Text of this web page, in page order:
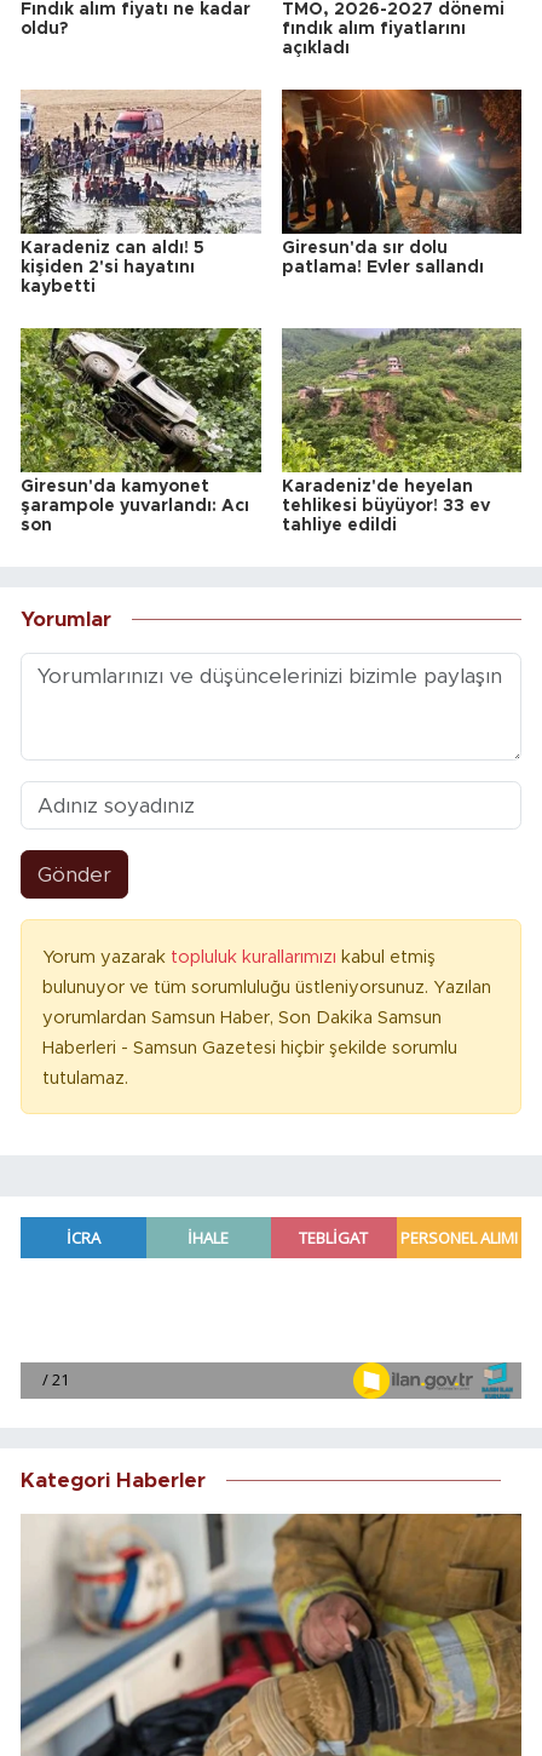
Fındık alım fiyatı ne kadar
oldu?
TMO, 2026-2027 dönemi
fındık alım fiyatlarını
açıkladı
Karadeniz can aldı! 5
kişiden 2'si hayatını
kaybetti
Giresun'da sır dolu
patlama! Evler sallandı
Giresun'da kamyonet
şarampole yuvarlandı: Acı
son
Karadeniz'de heyelan
tehlikesi büyüyor! 33 ev
tahliye edildi
Yorumlar
Gönder
Yorum yazarak topluluk kurallarımızı kabul etmiş
bulunuyor ve tüm sorumluluğu üstleniyorsunuz. Yazılan
yorumlardan Samsun Haber, Son Dakika Samsun
Haberleri - Samsun Gazetesi hiçbir şekilde sorumlu
tutulamaz.
Kategori Haberler